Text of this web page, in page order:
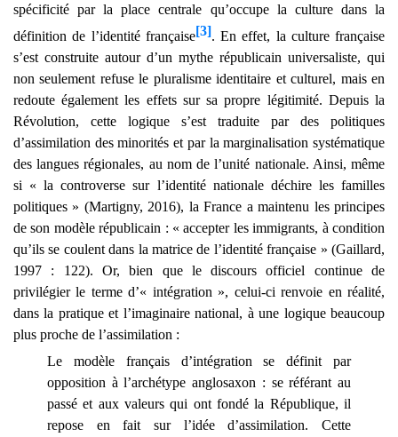
spécificité par la place centrale qu’occupe la culture dans la
définition de l’identité française[3]. En effet, la culture française
s’est construite autour d’un mythe républicain universaliste, qui
non seulement refuse le pluralisme identitaire et culturel, mais en
redoute également les effets sur sa propre légitimité. Depuis la
Révolution, cette logique s’est traduite par des politiques
d’assimilation des minorités et par la marginalisation systématique
des langues régionales, au nom de l’unité nationale. Ainsi, même
si « la controverse sur l’identité nationale déchire les familles
politiques » (Martigny, 2016), la France a maintenu les principes
de son modèle républicain : « accepter les immigrants, à condition
qu’ils se coulent dans la matrice de l’identité française » (Gaillard,
1997 : 122). Or, bien que le discours officiel continue de
privilégier le terme d’« intégration », celui-ci renvoie en réalité,
dans la pratique et l’imaginaire national, à une logique beaucoup
plus proche de l’assimilation :
Le modèle français d’intégration se définit par
opposition à l’archétype anglosaxon : se référant au
passé et aux valeurs qui ont fondé la République, il
repose en fait sur l’idée d’assimilation. Cette